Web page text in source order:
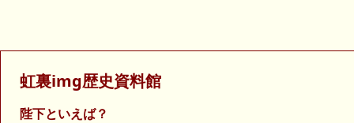
虹裏img歴史資料館
陛下といえば？